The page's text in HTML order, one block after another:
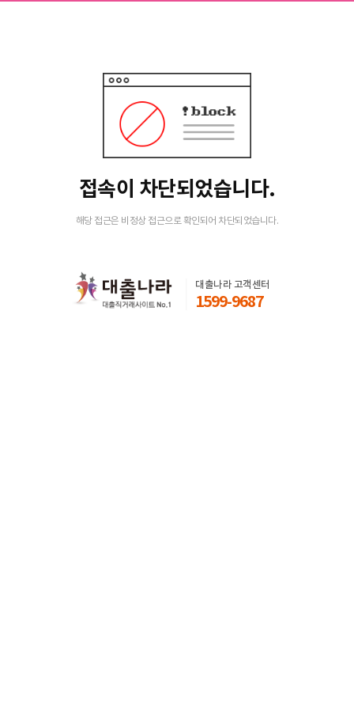
접속이 차단되었습니다.
해당 접근은 비정상 접근으로 확인되어 차단되었습니다.
대출나라 고객센터
1599-9687